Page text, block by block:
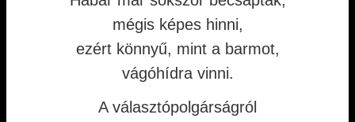
mégis képes hinni,
ezért könnyű, mint a barmot,
vágóhídra vinni.
A választópolgárságról